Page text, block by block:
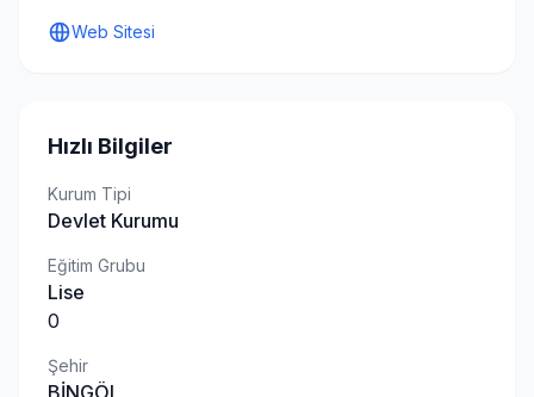
Web Sitesi
Hızlı Bilgiler
Kurum Tipi
Devlet Kurumu
Eğitim Grubu
Lise
0
Şehir
BİNGÖL